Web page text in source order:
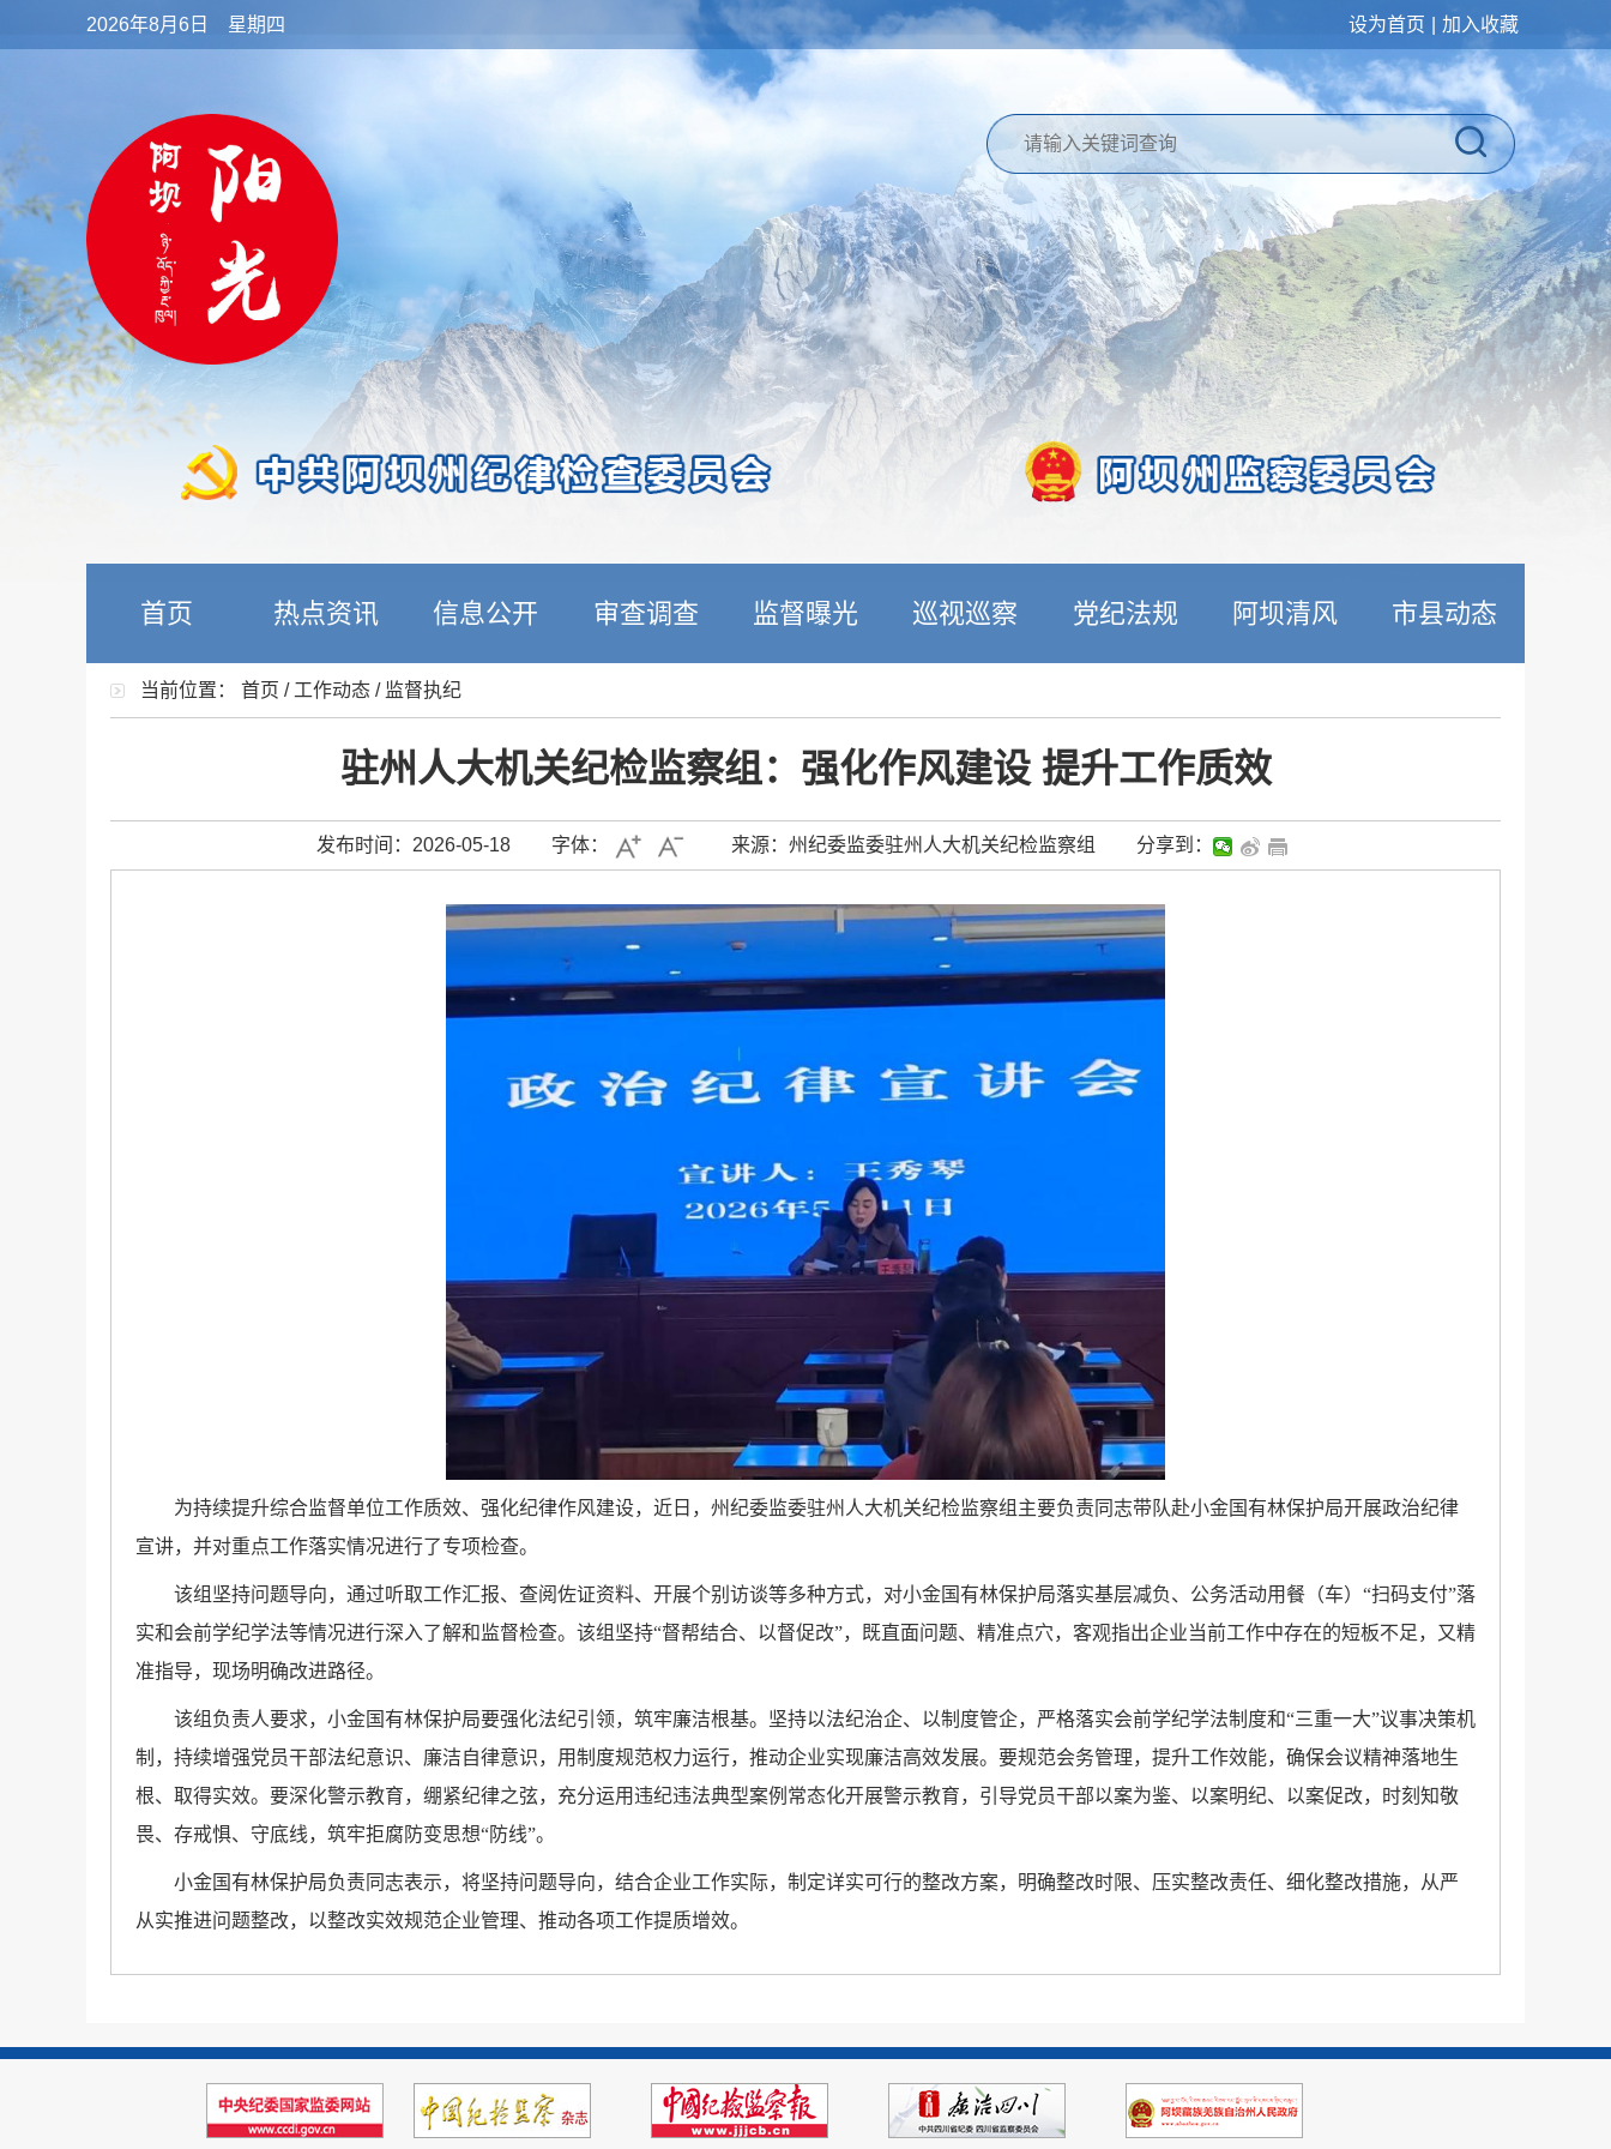
2026年8月6日 星期四 设为首页 加入收藏
首页 热点资讯 信息公开 审查调查 监督曝光 巡视巡察 党纪法规 阿坝清风 市县动态
当前位置： 首页 / 工作动态 / 监督执纪
驻州人大机关纪检监察组：强化作风建设 提升工作质效
发布时间：2026-05-18 字体： 来源：州纪委监委驻州人大机关纪检监察组 分享到：
为持续提升综合监督单位工作质效、强化纪律作风建设， 近 日，州纪委监委驻州人大机关纪检监察组 主要负责同志带队赴小金国有林保护局开展政治纪律
宣讲，并对重点工作落实情况进行了专项检查。
该组坚持问题导向，通过听取工作汇报、查阅佐证资料、开展个别访谈等多种方式，对小金国有林保护局落实基层减负、公务活动用餐（车） “扫码支付”落
实和会前学纪学法等情况进行深入了解和监督检查。该组坚持“督帮结合、以督促改”，既直面问题、精准点穴，客观指出企业当前工作中存在的短板不足，又精
准指导，现场明确改进路径。
该组负责人要求，小金国有林保护局要强化法纪引领，筑牢廉洁根基。坚持以法纪治企、以制度管企，严格落实会前学纪学法制度和“三重一大”议事决策机
制，持续增强党员干部法纪意识、廉洁自律意识，用制度规范权力运行，推动企业实现廉洁高效发展。要规范会务管理，提升工作效能，确保会议精神落地生
根、取得实效。要深化警示教育，绷紧纪律之弦，充分运用违纪违法典型案例常态化开展警示教育，引导党员干部以案为鉴、以案明纪、以案促改，时刻知敬
畏、存戒惧、守底线，筑牢拒腐防变思想“防线”。
小金国有林保护局负责同志表示，将坚持问题导向，结合企业工作实际，制定详实可行的整改方案，明确整改时限、压实整改责任、细化整改措施，从严
从实推进问题整改，以整改实效规范企业管理、推动各项工作提质增效。